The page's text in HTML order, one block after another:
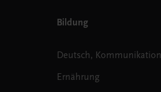
Bildung
Deutsch, Kommunikation
Ernährung